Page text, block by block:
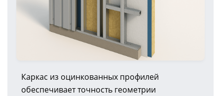
Каркас из оцинкованных профилей
обеспечивает точность геометрии